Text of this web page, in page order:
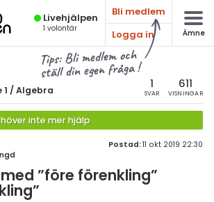
Live­hjälpen
1 volontär
Bli medlem
Logga in
Ämne
Tips: Bli medlem och
ställ din egen fråga !
/Algebra 1
SVAR
611
VISNINGAR
inte mer hjälp
Postad:11 okt 2019 22:30
”före förenkling”
Alla ämnen
Matematik
Matte 1
Alla trådar